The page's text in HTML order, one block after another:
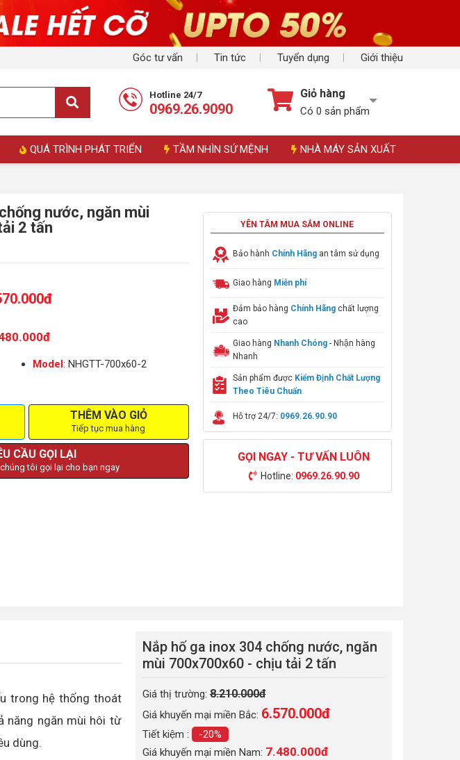
Góc tư vấn Tin tức Tuyển dụng Giới thiệu
Hotline 24/7
0969.26.9090
Giỏ hàng
Có 0 sản phẩm
QUÁ TRÌNH PHÁT TRIỂN TẦM NHÌN SỨ MỆNH NHÀ MÁY SẢN XUẤT
nước, ngăn mùi
2 tấn
đ
Model: NHGTT-700x60-2
THÊM VÀO GIỎ
Tiếp tục mua hàng
CẦU GỌI LẠI
tôi gọi lại cho bạn ngay
YÊN TÂM MUA SẮM ONLINE
Bảo hành Chính Hãng an tâm sử dụng
Giao hàng Miễn phí
Đảm bảo hàng Chính Hãngchất lượng
cao
Giao hàng Nhanh Chóng- Nhận hàng
Nhanh
Sản phẩm được Kiểm Định Chất Lượng
Theo Tiêu Chuẩn
Hỗ trợ 24/7: 0969.26.90.90
GỌI NGAY - TƯ VẤN LUÔN
Hotline: 0969.26.90.90
trong hệ thống thoát
năng ngăn mùi hôi từ
dùng.
Nắp hố ga inox 304 chống nước, ngăn
mùi 700x700x60 - chịu tải 2 tấn
Giá thị trường:8.210.000đ
Giá khuyến mại miền Bắc: 6.570.000đ
Tiết kiệm :
-20%
Giá khuyến mại miền Nam: 7.480.000đ